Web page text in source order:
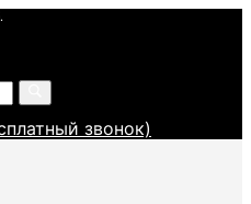
звонок)